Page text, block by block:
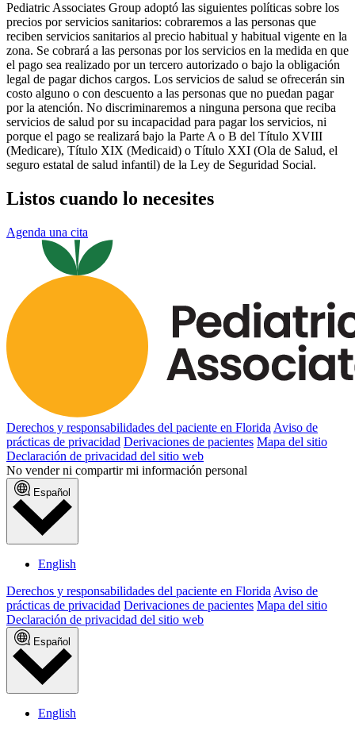
Pediatric Associates Group adoptó las siguientes políticas sobre los
precios por servicios sanitarios: cobraremos a las personas que
reciben servicios sanitarios al precio habitual y habitual vigente en la
zona. Se cobrará a las personas por los servicios en la medida en que
el pago sea realizado por un tercero autorizado o bajo la obligación
legal de pagar dichos cargos. Los servicios de salud se ofrecerán sin
costo alguno o con descuento a las personas que no puedan pagar
por la atención. No discriminaremos a ninguna persona que reciba
servicios de salud por su incapacidad para pagar los servicios, ni
porque el pago se realizará bajo la Parte A o B del Título XVIII
(Medicare), Título XIX (Medicaid) o Título XXI (Ola de Salud, el
seguro estatal de salud infantil) de la Ley de Seguridad Social.
Listos cuando lo necesites
Agenda una cita
Derechos y responsabilidades del paciente en Florida Aviso de
prácticas de privacidad Derivaciones de pacientes Mapa del sitio
Declaración de privacidad del sitio web
No vender ni compartir mi información personal
Español
English
Derechos y responsabilidades del paciente en Florida Aviso de
prácticas de privacidad Derivaciones de pacientes Mapa del sitio
Declaración de privacidad del sitio web
Español
English